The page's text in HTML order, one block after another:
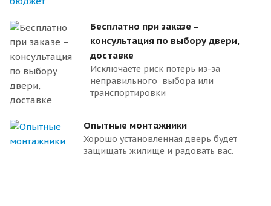
Бесплатно при заказе –
консультация по выбору двери,
доставке
Исключаете риск потерь из-за
неправильного выбора или
транспортировки
Опытные монтажники
Хорошо установленная дверь будет
защищать жилище и радовать вас.